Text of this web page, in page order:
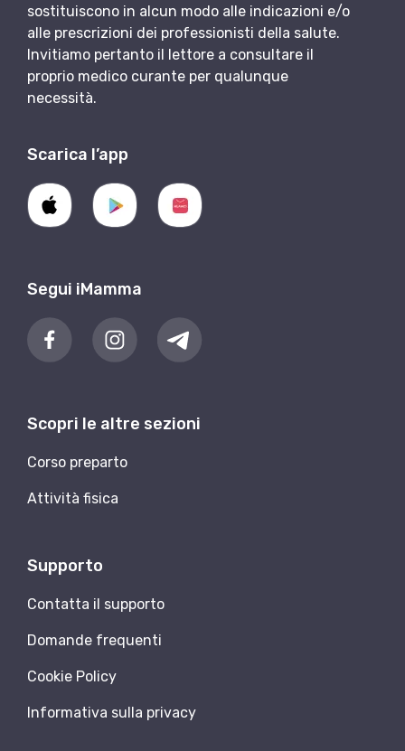
sostituiscono in alcun modo alle indicazioni e/o
alle prescrizioni dei professionisti della salute.
Invitiamo pertanto il lettore a consultare il
proprio medico curante per qualunque
necessità.
Scarica l’app
Segui iMamma
Scopri le altre sezioni
Corso preparto
Attività fisica
Supporto
Contatta il supporto
Domande frequenti
Cookie Policy
Informativa sulla privacy